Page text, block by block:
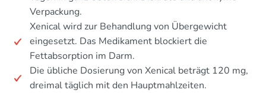
Verpackung.
Xenical wird zur Behandlung von Übergewicht
eingesetzt. Das Medikament blockiert die
Fettabsorption im Darm.
Die übliche Dosierung von Xenical beträgt 120 mg,
dreimal täglich mit den Hauptmahlzeiten.